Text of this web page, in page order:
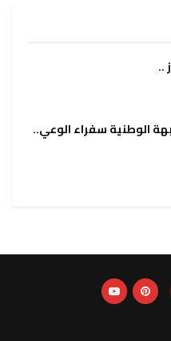
..
الوطنية سفراء الوعي..